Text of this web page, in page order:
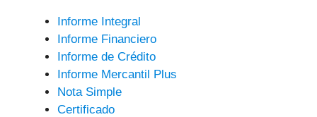
Informe Integral
Informe Financiero
Informe de Crédito
Informe Mercantil Plus
Nota Simple
Certificado